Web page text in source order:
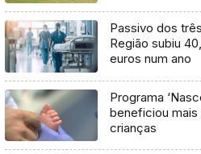
Passivo dos
Região subiu
euros num ano
Programa
beneficiou mais
crianças